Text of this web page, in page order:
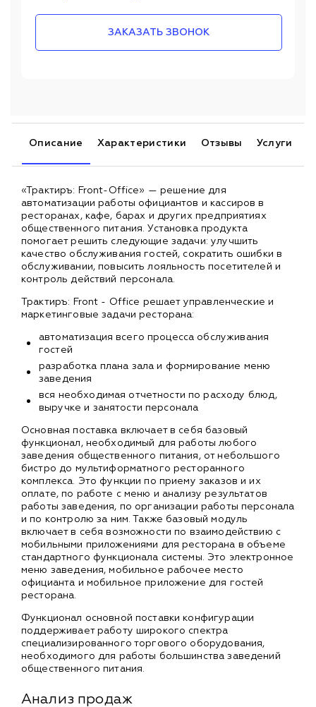
ЗАКАЗАТЬ ЗВОНОК
Описание Характеристики Отзывы Услуги
«Трактиръ: Front-Office» — решение для
автоматизации работы официантов и кассиров в
ресторанах, кафе, барах и других предприятиях
общественного питания. Установка продукта
помогает решить следующие задачи: улучшить
качество обслуживания гостей, сократить ошибки в
обслуживании, повысить лояльность посетителей и
контроль действий персонала.
Трактиръ: Front - Office решает управленческие и
маркетинговые задачи ресторана:
автоматизация всего процесса обслуживания
гостей
разработка плана зала и формирование меню
заведения
вся необходимая отчетности по расходу блюд,
выручке и занятости персонала
Основная поставка включает в себя базовый
функционал, необходимый для работы любого
заведения общественного питания, от небольшого
бистро до мультиформатного ресторанного
комплекса. Это функции по приему заказов и их
оплате, по работе с меню и анализу результатов
работы заведения, по организации работы персонала
и по контролю за ним. Также базовый модуль
включает в себя возможности по взаимодействию с
мобильными приложениями для ресторана в объеме
стандартного функционала системы. Это электронное
меню заведения, мобильное рабочее место
официанта и мобильное приложение для гостей
ресторана.
Функционал основной поставки конфигурации
поддерживает работу широкого спектра
специализированного торгового оборудования,
необходимого для работы большинства заведений
общественного питания.
Анализ продаж